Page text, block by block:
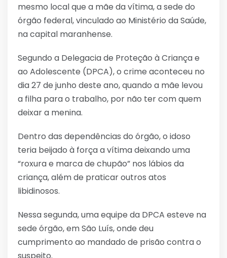
mesmo local que a mãe da vítima, a sede do
órgão federal, vinculado ao Ministério da Saúde,
na capital maranhense.
Segundo a Delegacia de Proteção à Criança e
ao Adolescente (DPCA), o crime aconteceu no
dia 27 de junho deste ano, quando a mãe levou
a filha para o trabalho, por não ter com quem
deixar a menina.
Dentro das dependências do órgão, o idoso
teria beijado à força a vítima deixando uma
“roxura e marca de chupão” nos lábios da
criança, além de praticar outros atos
libidinosos.
Nessa segunda, uma equipe da DPCA esteve na
sede órgão, em São Luís, onde deu
cumprimento ao mandado de prisão contra o